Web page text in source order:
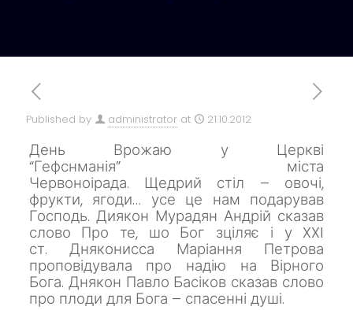
Published by administrator at 21.10.2012
День Врожаю у Церкві
“Гефснманія” міста
Червоноірада. Щедрий стіл – овочі,
фрукти, ягоди… усе це нам подарував
Господь. Диякон Мурадян Андрій сказав
слово Про те, шо Бог зціляє і у XXI
ст. Дняконисса Маріання Петрова
проповідувала про надію на Вірного
Бога. Днякон Павло Басіков сказав слово
про плоди для Бога – спасенні душі.